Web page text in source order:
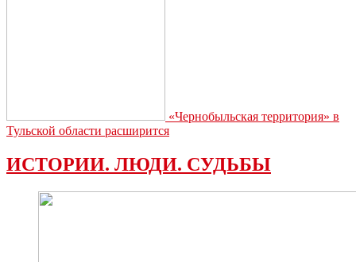
«Чернобыльская территория» в
Тульской области расширится
ИСТОРИИ. ЛЮДИ. СУДЬБЫ